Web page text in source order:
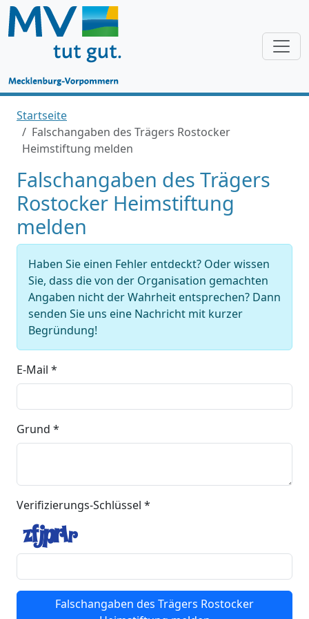
Startseite
Falschangaben des Trägers Rostocker
Heimstiftung melden
Falschangaben des Trägers
Rostocker Heimstiftung
melden
Haben Sie einen Fehler entdeckt? Oder wissen
Sie, dass die von der Organisation gemachten
Angaben nicht der Wahrheit entsprechen? Dann
senden Sie uns eine Nachricht mit kurzer
Begründung!
E-Mail *
Grund *
Verifizierungs-Schlüssel *
Falschangaben des Trägers Rostocker